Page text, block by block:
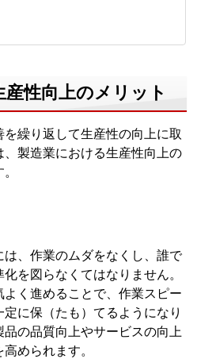
性向上のメリット
繰り返して生産性の向上に取
、製造業における生産性向上の
、作業のムダをなくし、誰で
を図らなくてはなりません。
く進めることで、作業スピー
に保（たも）てるようになり
の品質向上やサービスの向上
められます。